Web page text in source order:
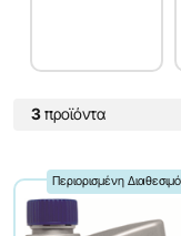
3προϊόντα
Περιορισμένη